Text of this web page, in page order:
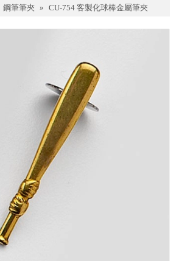
鋼筆筆夾 » CU-754 客製化球棒金屬筆夾